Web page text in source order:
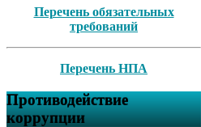
Перечень обязательных
требований
Перечень НПА
Противодействие
коррупции